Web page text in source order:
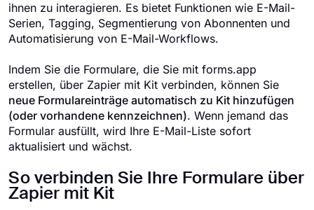
ihnen zu interagieren. Es bietet Funktionen wie E-Mail-
Serien, Tagging, Segmentierung von Abonnenten und
Automatisierung von E-Mail-Workflows.
Indem Sie die Formulare, die Sie mit forms.app
erstellen, über Zapier mit Kit verbinden, können Sie
neue Formulareinträge automatisch zu Kit hinzufügen
(oder vorhandene kennzeichnen). Wenn jemand das
Formular ausfüllt, wird Ihre E-Mail-Liste sofort
aktualisiert und wächst.
So verbinden Sie Ihre Formulare über
Zapier mit Kit